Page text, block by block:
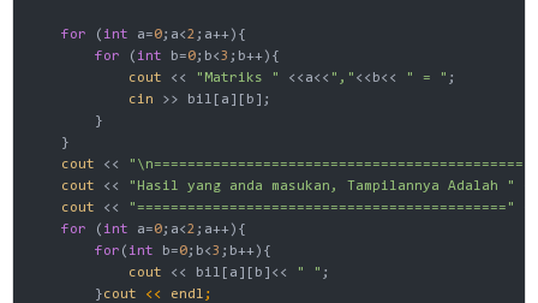
for ( int a=0;a<2 ;a++){
for ( int b=0;b<3 ;b++){
cout << "Matriks " <<a<< "," <<b<< " = " ;
cin >> bil[a][b];
        }
    }
cout << "\n============================================"
cout << "Hasil yang anda masukan, Tampilannya Adalah "
cout << "============================================"
for ( int a=0;a<2 ;a++){
for ( int b=0;b<3 ;b++){
cout << bil[a][b]<< " " ;
        }
cout << endl ;